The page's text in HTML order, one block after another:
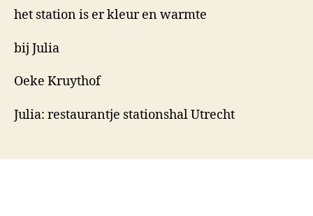
het station is er kleur en warmte
bij Julia
Oeke Kruythof
Julia: restaurantje stationshal Utrecht